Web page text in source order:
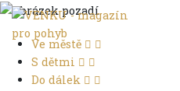
Ve městě
S dětmi
Do dálek